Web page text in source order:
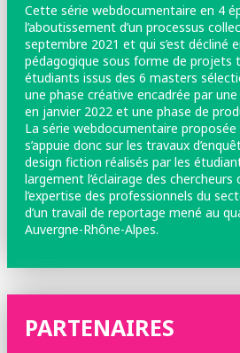
Cette série webdocumentaire en 4
l’aboutissement d’un processus
septembre 2021 et qui s’est décliné
pédagogique sous forme de projets
étudiants issus des 6 masters
une phase créative encadrée par une
en janvier 2022 et une phase de
La série webdocumentaire
s’appuie donc sur les travaux
design fiction réalisés par les
largement l’éclairage des
l’expertise des professionnels du
d’un travail de reportage mené au
Auvergne-Rhône-Alpes.
PARTENAIRES